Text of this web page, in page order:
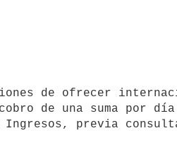
de una suma por